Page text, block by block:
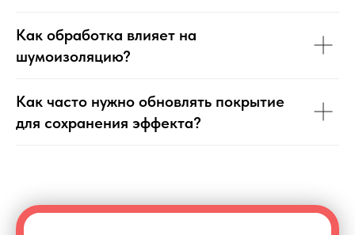
Как обработка влияет на
шумоизоляцию?
Как часто нужно обновлять покрытие
для сохранения эффекта?